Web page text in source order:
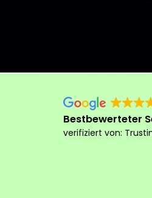
Bestbewerteter
verifiziert von: